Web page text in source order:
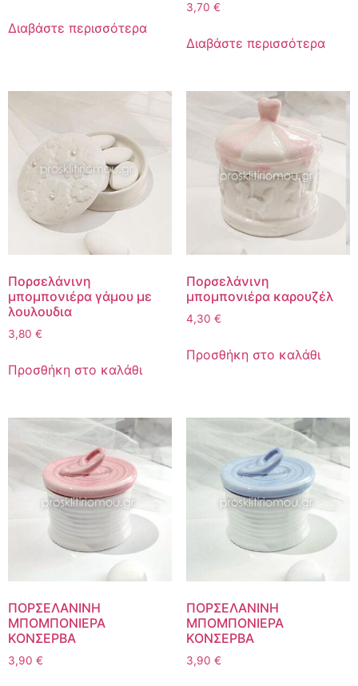
Διαβάστε περισσότερα
3,70 €
Διαβάστε περισσότερα
Πορσελάνινη
μπομπονιέρα γάμου με
λουλουδια
3,80 €
Προσθήκη στο καλάθι
Πορσελάνινη
μπομπονιέρα καρουζέλ
4,30 €
Προσθήκη στο καλάθι
ΠΟΡΣΕΛΑΝΙΝΗ
ΜΠΟΜΠΟΝΙΕΡΑ
ΚΟΝΣΕΡΒΑ
3,90 €
ΠΟΡΣΕΛΑΝΙΝΗ
ΜΠΟΜΠΟΝΙΕΡΑ
ΚΟΝΣΕΡΒΑ
3,90 €